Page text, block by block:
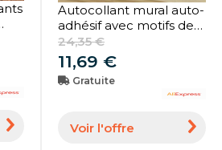
Autocollant mural auto-
adhésif avec motifs de
briques, forme
irrégulière, Style rétro
gris ciment, décoration
de carrelage pelable et
24,35 €
11,69 €
Gratuite
Voir l'offre